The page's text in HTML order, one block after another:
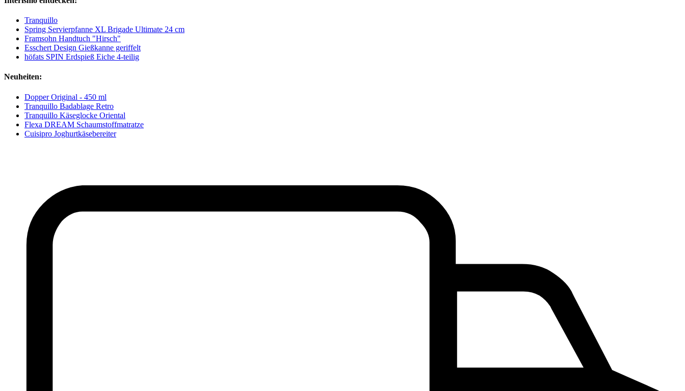
Tranquillo
Spring Servierpfanne XL Brigade Ultimate 24 cm
Framsohn Handtuch "Hirsch"
Esschert Design Gießkanne geriffelt
höfats SPIN Erdspieß Eiche 4-teilig
Neuheiten:
Dopper Original - 450 ml
Tranquillo Badablage Retro
Tranquillo Käseglocke Oriental
Flexa DREAM Schaumstoffmatratze
Cuisipro Joghurtkäsebereiter